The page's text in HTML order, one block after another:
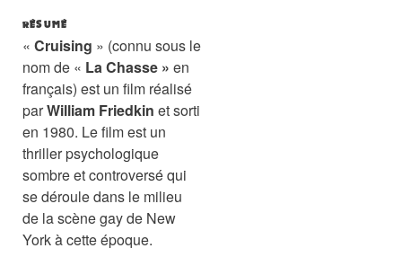
RÉSUMÉ
« Cruising » (connu sous le
nom de « La Chasse » en
français) est un film réalisé
parWilliam Friedkin et sorti
en 1980. Le film est un
thriller psychologique
sombre et controversé qui
se déroule dans le milieu
de la scène gay de New
York à cette époque.